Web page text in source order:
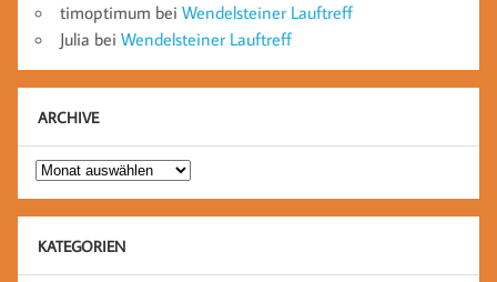
timoptimum bei Wendelsteiner Lauftreff
Julia bei Wendelsteiner Lauftreff
ARCHIVE
Archive
KATEGORIEN